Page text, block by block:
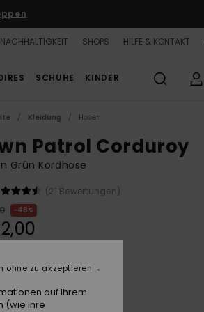
NACHHALTIGKEIT SHOPS HILFE & KONTAKT
SCHUHE KINDER
Kleidung Hosen
Patrol Corduroy
Grün Kordhose
(21 Bewertungen)
48%
RABATT 25% EXTRA
Oil Green
auf Ihrem
(wie Ihre
ohne zu akzeptieren